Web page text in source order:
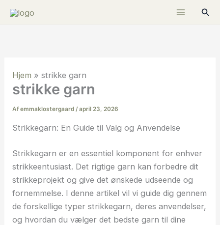
Søg
Hjem »strikke garn
strikke garn
Afemmaklostergaard /april 23, 2026
Strikkegarn: En Guide til Valg og Anvendelse
Strikkegarn er en essentiel komponent for enhver
strikkeentusiast. Det rigtige garn kan forbedre dit
strikkeprojekt og give det ønskede udseende og
fornemmelse. I denne artikel vil vi guide dig gennem
de forskellige typer strikkegarn, deres anvendelser,
og hvordan du vælger det bedste garn til dine